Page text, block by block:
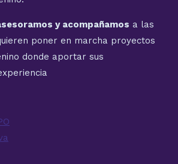
y acompañamos a las
poner en marcha proyectos
donde aportar sus